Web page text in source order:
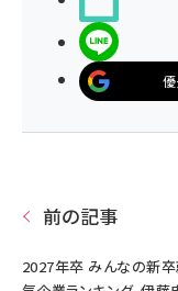
前の記事
2027年卒 みんなの新